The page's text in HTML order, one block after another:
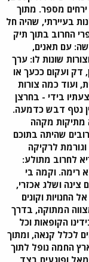
מספר. מתוך
בעיירתי, שהיה חל
החרוב בתוך תיק
עם תאנים,
שונות לו: ערך
ועקום ככעך או
ועוד כמה צורות
בידי - בחרצן
נטף דבש כדמעה.
מתיקות מקהה
שהיתה בתוכם
לרקיקה
לחרוב מתולע:
רימה. וקמה בי
ושלג אכזרי,
החנויות וקונים
המתוקה, בדרך
הקופאות וכל
לכלל קנאה, ומתוך
החמה נופל לתוך
ופוגעים בצד